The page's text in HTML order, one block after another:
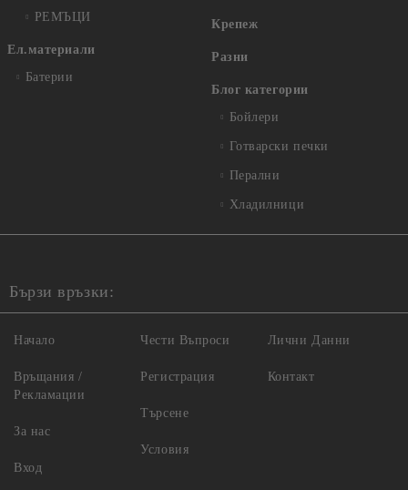
РЕМЪЦИ
Ел.материали
Батерии
Крепеж
Разни
Блог категории
Бойлери
Готварски печки
Перални
Хладилници
Бързи връзки:
Начало
Връщания /
Рекламации
За нас
Вход
Чести Въпроси
Регистрация
Търсене
Условия
Лични Данни
Контакт